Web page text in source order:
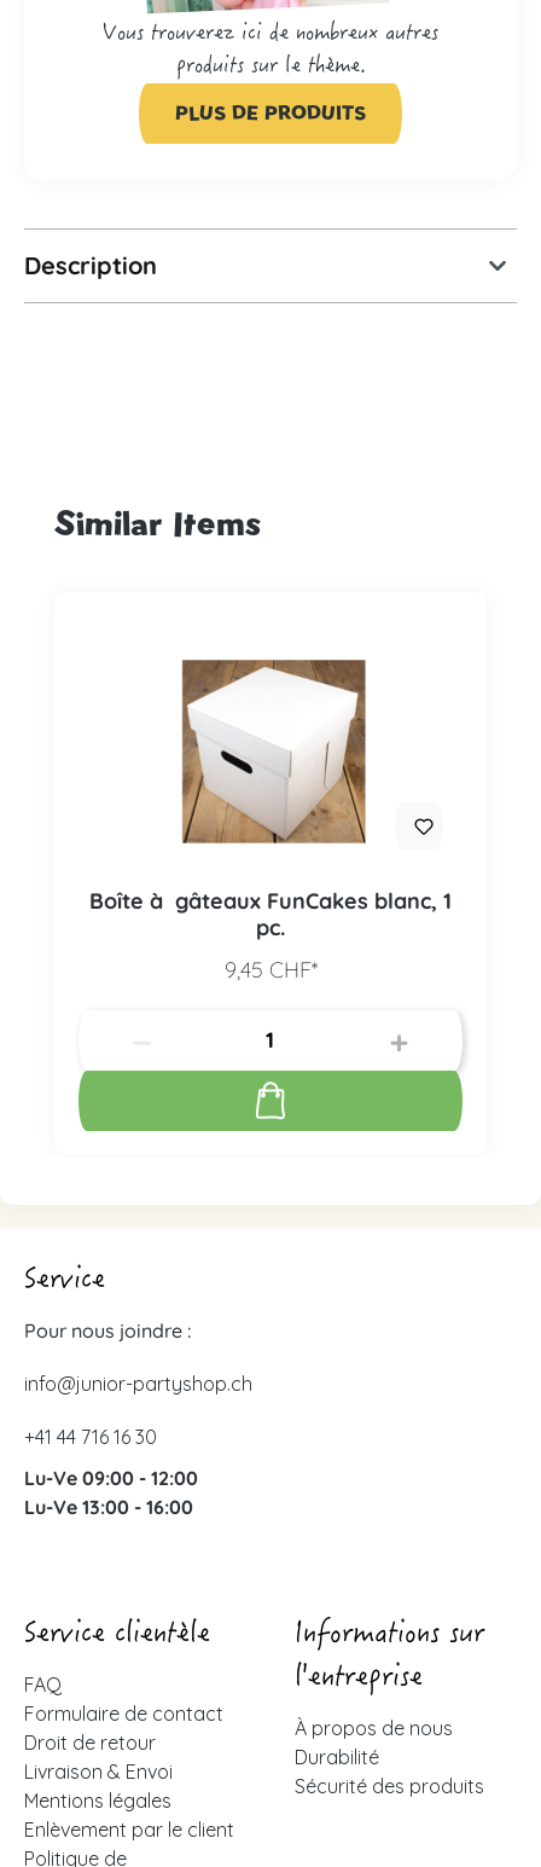
Vous trouverez ici de nombreux autres
produits sur le thème.
PLUS DE PRODUITS
Description
Ignorer la galerie de produits
Similar Items
Boîte à gâteaux FunCakes blanc, 1
pc.
9,45 CHF*
Service
Pour nous joindre :
info@junior-partyshop.ch
+41 44 716 16 30
Lu-Ve 09:00 - 12:00
Lu-Ve 13:00 - 16:00
Service clientèle
FAQ
Formulaire de contact
Droit de retour
Livraison & Envoi
Mentions légales
Enlèvement par le client
Politique de
Informations sur
l'entreprise
À propos de nous
Durabilité
Sécurité des produits